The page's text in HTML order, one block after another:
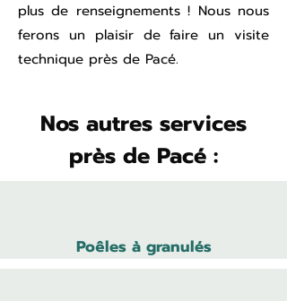
plus de renseignements ! Nous nous
ferons un plaisir de faire un visite
technique près de Pacé.
Nos autres services
près de Pacé :
Poêles à granulés